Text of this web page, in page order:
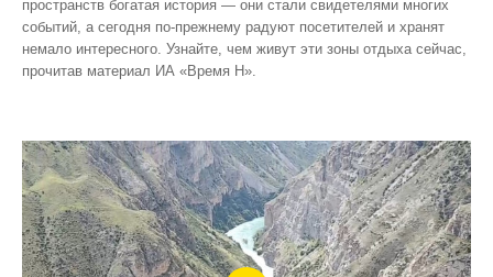
пространств богатая история — они стали свидетелями многих
событий, а сегодня по‑прежнему радуют посетителей и хранят
немало интересного. Узнайте, чем живут эти зоны отдыха сейчас,
прочитав материал ИА «Время Н».